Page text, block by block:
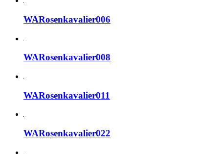
WARosenkavalier006
WARosenkavalier008
WARosenkavalier011
WARosenkavalier022